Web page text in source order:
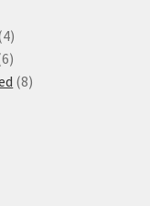
44
produkty
66
produktů
88